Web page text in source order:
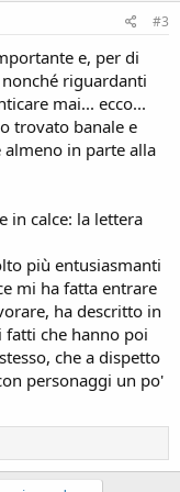
#3
e, per di
riguardanti
mai... ecco...
trovato banale e
in parte alla
in calce: la lettera
più entusiasmanti
mi ha fatta entrare
ha descritto in
che hanno poi
che a dispetto
personaggi un po'